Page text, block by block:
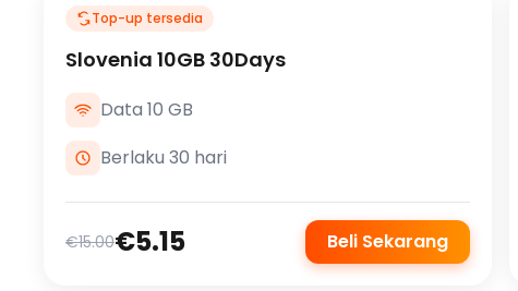
Top-up tersedia
Slovenia 10GB 30Days
Data 10 GB
Berlaku 30 hari
€15.00€5.15 Beli Sekarang